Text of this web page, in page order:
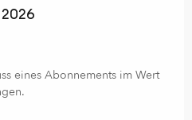
31 Dezember 2026
eines Abonnements im Wert